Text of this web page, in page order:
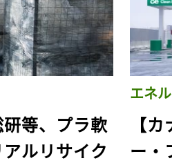
研等、プラ軟
ルリサイク
エネ
【
ー・